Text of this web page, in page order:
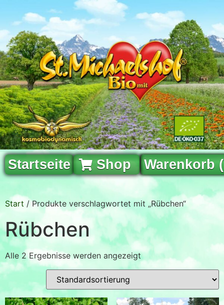
Startseite Shop Warenkorb
Start / Produkte verschlagwortet mit „Rübchen“
Rübchen
Alle 2 Ergebnisse werden angezeigt